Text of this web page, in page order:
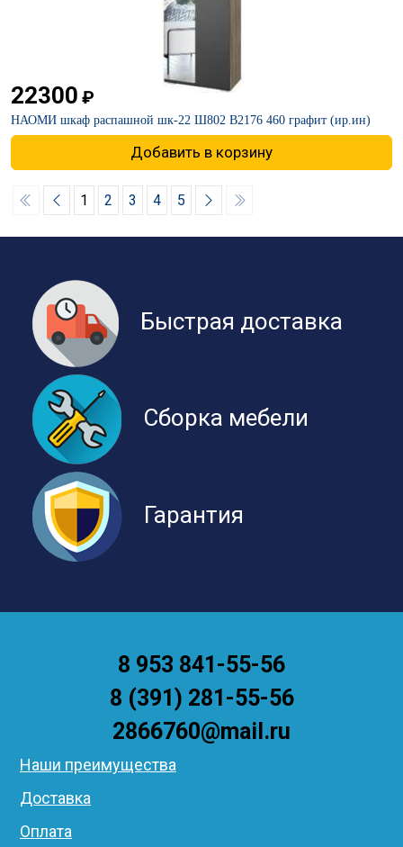
22300 ₽
НАОМИ шкаф распашной шк-22 Ш802 В2176 460 графит (ир.ин)
Добавить в корзину
1 2 3 4 5
Быстрая доставка
Сборка мебели
Гарантия
Наши преимущества
Доставка
Оплата
8 953 841-55-56
8 (391) 281-55-56
2866760@mail.ru